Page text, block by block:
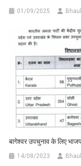
01/09/2025
बागेश्वर उपचुनाव के लिए
14/08/2023